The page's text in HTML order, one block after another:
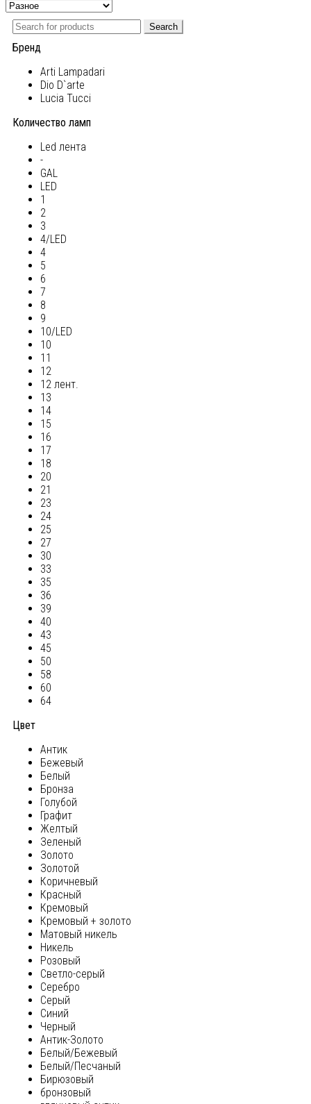
Search
Бренд
Arti Lampadari
Dio D`arte
Lucia Tucci
Количество ламп
Led лента
-
GAL
LED
1
2
3
4/LED
4
5
6
7
8
9
10/LED
10
11
12
12 лент.
13
14
15
16
17
18
20
21
23
24
25
27
30
33
35
36
39
40
43
45
50
58
60
64
Цвет
Антик
Бежевый
Белый
Бронза
Голубой
Графит
Желтый
Зеленый
Золото
Золотой
Коричневый
Красный
Кремовый
Кремовый + золото
Матовый никель
Никель
Розовый
Светло-серый
Серебро
Серый
Синий
Черный
Антик-Золото
Белый/Бежевый
Белый/Песчаный
Бирюзовый
бронзовый